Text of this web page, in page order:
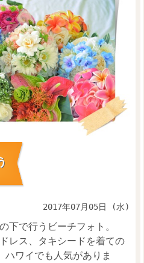
2017年07月05日 (水)
下で行うビーチフォト。
レス、タキシードを着ての
ワイでも人気がありま